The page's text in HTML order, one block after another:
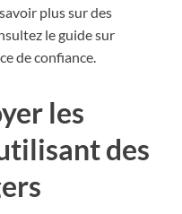
plus sur des
le guide sur
de confiance.
les
des